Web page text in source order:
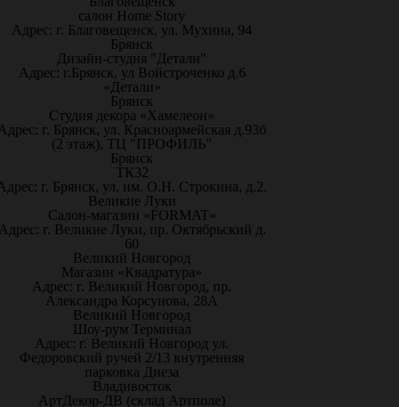
салон Home Story
Адрес: г. Благовещенск, ул. Мухина, 94
Брянск
Дизайн-студия "Детали"
Адрес: г.Брянск, ул Войстроченко д.6
«Детали»
Брянск
Студия декора «Хамелеон»
г. Брянск, ул. Красноармейская д.93б
(2 этаж), ТЦ "ПРОФИЛЬ"
Брянск
ТК32
г. Брянск, ул. им. О.Н. Строкина, д.2.
Великие Луки
Салон-магазин «FORMAT»
г. Великие Луки, пр. Октябрьский д.
60
Великий Новгород
Магазин «Квадратура»
Адрес: г. Великий Новгород, пр.
Александра Корсунова, 28А
Великий Новгород
Шоу-рум Терминал
Адрес: г. Великий Новгород ул.
Федоровский ручей 2/13 внутренняя
парковка Диеза
Владивосток
АртДекор-ДВ (склад Артполе)